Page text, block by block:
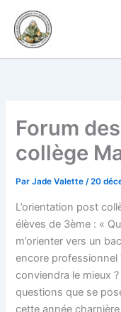
contenu
Forum
collège
ParJade Valette/20
L’orientation post
élèves de 3ème : «
m’orienter vers un
encore professionnel
conviendra le mieux
questions que se
cette année